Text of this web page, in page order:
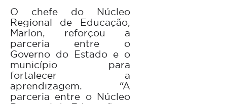
O chefe do Núcleo
Regional de Educação,
Marlon, reforçou a
parceria entre o
Governo do Estado e o
município para
fortalecer a
aprendizagem. “A
parceria entre o Núcleo